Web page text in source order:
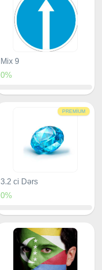
Mix 9
0%
PREMIUM
3.2 ci Dərs
0%